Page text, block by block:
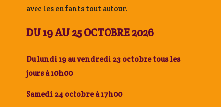
avec les enfants tout autour.
DU 19 AU 25 OCTOBRE 2026
Du lundi 19 au vendredi 23 octobre tous les
jours à 10h00
Samedi 24 octobre à 17h00